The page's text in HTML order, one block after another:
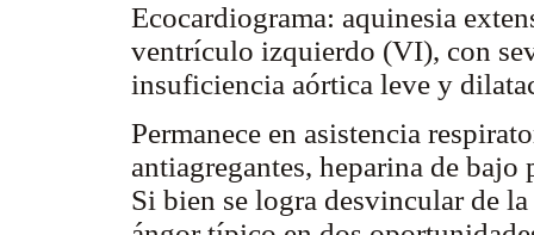
Ecocardiograma: aquinesia
ventrículo izquierdo (VI), con
insuficiencia aórtica leve y
Permanece en asistencia
antiagregantes, heparina de
Si bien se logra desvincular de